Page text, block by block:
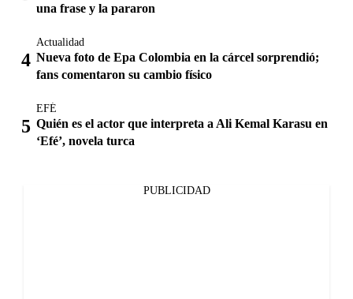
una frase y la pararon
Actualidad
Nueva foto de Epa Colombia en la cárcel sorprendió;
fans comentaron su cambio físico
EFÉ
Quién es el actor que interpreta a Ali Kemal Karasu en
‘Efé’, novela turca
PUBLICIDAD